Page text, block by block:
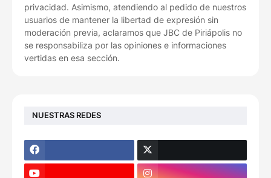
privacidad. Asimismo, atendiendo al pedido de nuestros
usuarios de mantener la libertad de expresión sin
moderación previa, aclaramos que JBC de Piriápolis no
se responsabiliza por las opiniones e informaciones
vertidas en esa sección.
NUESTRAS REDES